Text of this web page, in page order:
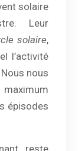
solaire
Leur
solaire,
l’activité
nous
épisodes
reste